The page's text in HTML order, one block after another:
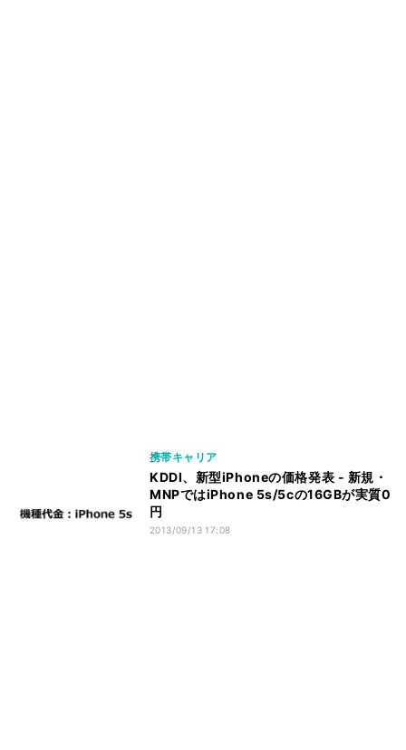
携帯キャリア
KDDI、新型iPhoneの価格発表 - 新規・
MNPではiPhone 5s/5cの16GBが実質0
円
2013/09/13 17:08